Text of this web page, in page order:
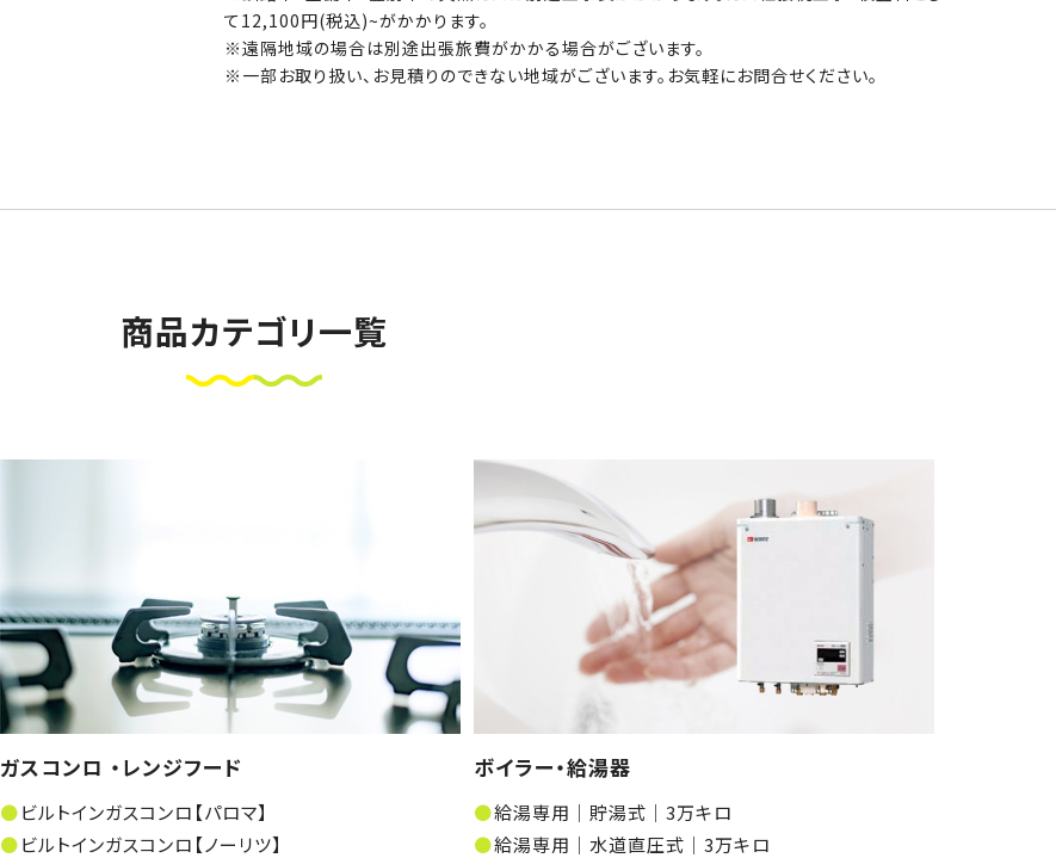
て12,100円(税込)~がかかります。
※遠隔地域の場合は別途出張旅費がかかる場合がございます。
※一部お取り扱い、お見積りのできない地域がございます。お気軽にお問合せください。
商品カテゴリ一覧
ガスコンロ ・レンジフード
ビルトインガスコンロ【パロマ】
ビルトインガスコンロ【ノーリツ】
ボイラー・給湯器
給湯専用│貯湯式│3万キロ
給湯専用│水道直圧式│3万キロ